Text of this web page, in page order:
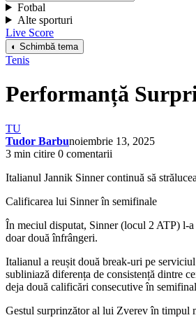
Fotbal
Alte sporturi
Live Score
◐ Schimbă tema
Tenis
Performanță
TU
Tudor Barbunoiembrie 13, 2025
3 min citire 0 comentarii
Italianul Jannik Sinner continuă să
Calificarea lui Sinner în semifinale
În meciul disputat, Sinner (locul 2 ATP) l-
doar două înfrângeri.
Italianul a reușit două break-uri pe
subliniază diferența de consistență dintre
deja două calificări consecutive în
Gestul surprinzător al lui Zverev în timpul